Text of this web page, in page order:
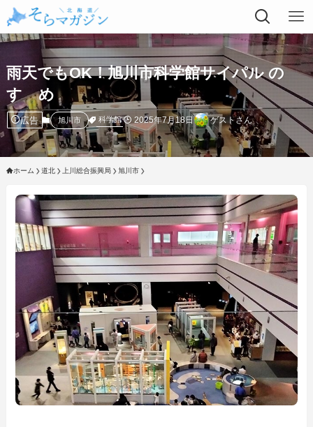
雨天でもOK！旭川市科学館サイパル の
すゝめ
広告 旭川市 科学館 2025年7月18日 ゲストさん
ホーム 道北 上川総合振興局 旭川市